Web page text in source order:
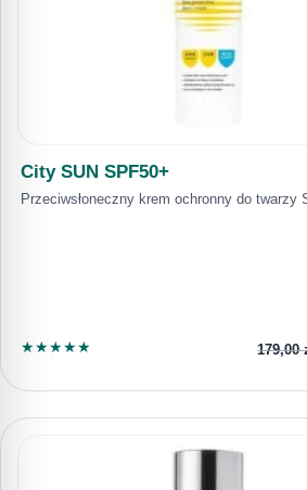
City SUN SPF50+
Przeciwsłoneczny krem ochronny do twarzy
★★★★★ 179,00